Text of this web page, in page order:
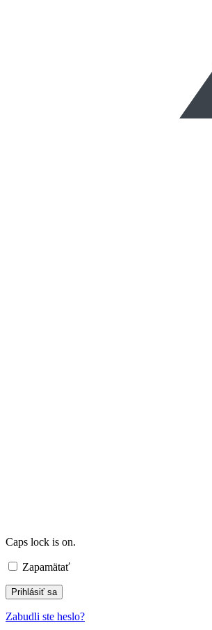
Caps lock is on.
Zapamätať
Zabudli ste heslo?